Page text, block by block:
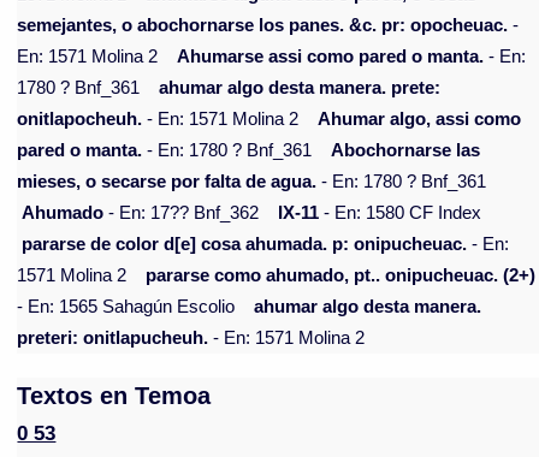
semejantes, o abochornarse los panes. &c. pr: opocheuac. -
En: 1571 Molina 2
Ahumarse assi como pared o manta. - En:
1780 ? Bnf_361
ahumar algo desta manera. prete:
onitlapocheuh. - En: 1571 Molina 2
Ahumar algo, assi como
pared o manta. - En: 1780 ? Bnf_361
Abochornarse las
mieses, o secarse por falta de agua. - En: 1780 ? Bnf_361
Ahumado - En: 17?? Bnf_362 IX-11 - En: 1580 CF Index
pararse de color d[e] cosa ahumada. p: onipucheuac. - En:
1571 Molina 2
pararse como ahumado, pt.. onipucheuac. (2+)
- En: 1565 Sahagún Escolio
ahumar algo desta manera.
preteri: onitlapucheuh. - En: 1571 Molina 2
Textos en Temoa
0 53